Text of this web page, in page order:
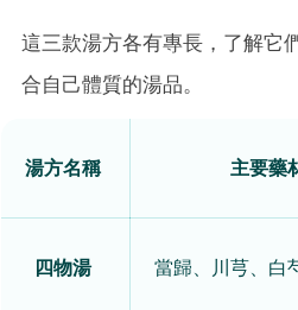
這三款湯方各有專長，了解它
合自己體質的湯品。
湯方名稱 主要藥
四物湯 當歸、川芎、白